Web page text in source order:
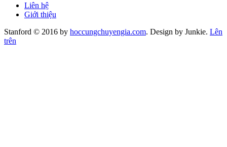
Liên hệ
Giới thiệu
Stanford © 2016 by hoccungchuyengia.com. Design by Junkie. Lên
trên